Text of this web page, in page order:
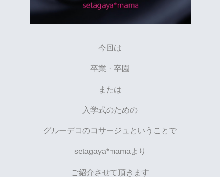
今回は
卒業・卒園
または
入学式のための
グルーデコのコサージュということで
setagaya*mamaより
ご紹介させて頂きます